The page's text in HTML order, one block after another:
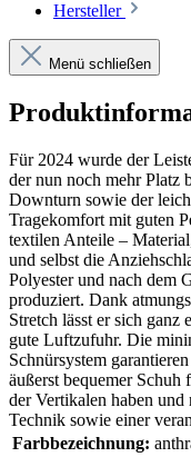
Hersteller
Menü schließen
Für 2024 wurde der
der nun noch mehr Platz
Downturn sowie der
Tragekomfort mit guten
textilen Anteile –
und selbst die
Polyester und nach dem
produziert. Dank
Stretch lässt er sich ganz
gute Luftzufuhr. Die
Schnürsystem
äußerst bequemer
der Vertikalen haben und
Technik sowie einer
Farbbezeichnung: